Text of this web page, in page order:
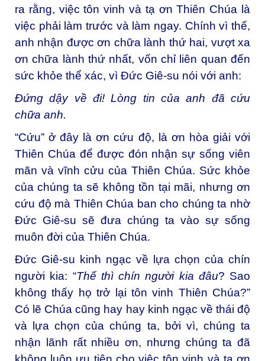
ra rằng, việc tôn vinh và tạ ơn Thiên Chúa là
việc phải làm trước và làm ngay. Chính vì thế,
anh nhận được ơn chữa lành thứ hai, vượt xa
ơn chữa lành thứ nhất, vốn chỉ liên quan đến
sức khỏe thể xác, vì Đức Giê-su nói với anh:
Đứng dậy về đi! Lòng tin của anh đã cứu
chữa anh.
“Cứu” ở đây là ơn cứu độ, là ơn hòa giải với
Thiên Chúa để được đón nhận sự sống viên
mãn và vĩnh cửu của Thiên Chúa. Sức khỏe
của chúng ta sẽ không tồn tại mãi, nhưng ơn
cứu độ mà Thiên Chúa ban cho chúng ta nhờ
Đức Giê-su sẽ đưa chúng ta vào sự sống
muôn đời của Thiên Chúa.
Đức Giê-su kinh ngạc về lựa chọn của chín
người kia: “Thế thì chín người kia đâu? Sao
không thấy họ trở lại tôn vinh Thiên Chúa?”
Có lẽ Chúa cũng hay hay kinh ngạc về thái độ
và lựa chọn của chúng ta, bởi vì, chúng ta
nhận lãnh rất nhiều ơn, nhưng chúng ta đã